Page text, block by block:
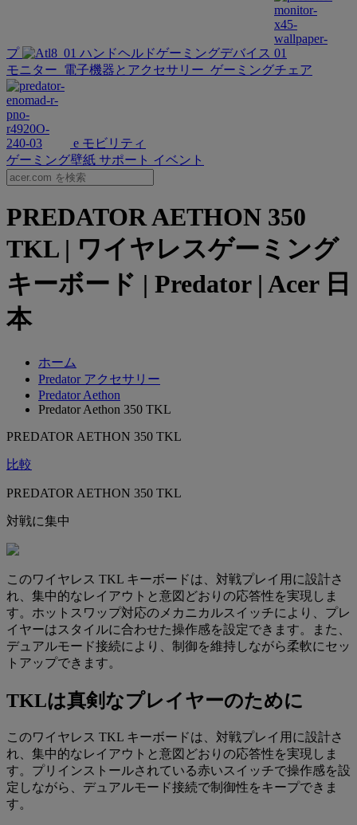
プ
ハンドヘルドゲーミングデバイス
モニター 電子機器とアクセサリー ゲーミングチェア
e モビリティ
ゲーミング壁紙 サポート イベント
PREDATOR AETHON 350
TKL | ワイヤレスゲーミング
キーボード | Predator | Acer 日
本
ホーム
Predator アクセサリー
Predator Aethon
Predator Aethon 350 TKL
PREDATOR AETHON 350 TKL
比較
PREDATOR AETHON 350 TKL
対戦に集中
このワイヤレス TKL キーボードは、対戦プレイ用に設計さ
れ、集中的なレイアウトと意図どおりの応答性を実現しま
す。ホットスワップ対応のメカニカルスイッチにより、プレ
イヤーはスタイルに合わせた操作感を設定できます。また、
デュアルモード接続により、制御を維持しながら柔軟にセッ
トアップできます。
TKLは真剣なプレイヤーのために
このワイヤレス TKL キーボードは、対戦プレイ用に設計さ
れ、集中的なレイアウトと意図どおりの応答性を実現しま
す。プリインストールされている赤いスイッチで操作感を設
定しながら、デュアルモード接続で制御性をキープできま
す。